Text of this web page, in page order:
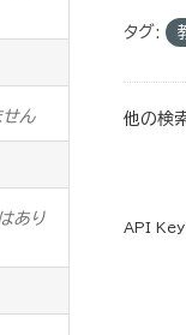
ん
あり
タグ:
他の検
API Key